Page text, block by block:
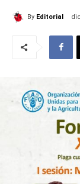
By Editorial